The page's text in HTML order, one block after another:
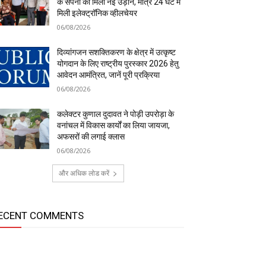
के सपनों को मिली नई उड़ान, मात्र 24 घंटे में
मिली इलेक्ट्रॉनिक व्हीलचेयर
06/08/2026
दिव्यांगजन सशक्तिकरण के क्षेत्र में उत्कृष्ट
योगदान के लिए राष्ट्रीय पुरस्कार 2026 हेतु
आवेदन आमंत्रित, जानें पूरी प्रक्रिया
06/08/2026
कलेक्टर कुणाल दुदावत ने पोड़ी उपरोड़ा के
वनांचल में विकास कार्यों का लिया जायजा,
अफसरों की लगाई क्लास
06/08/2026
और अधिक लोड करें
COMMENTS